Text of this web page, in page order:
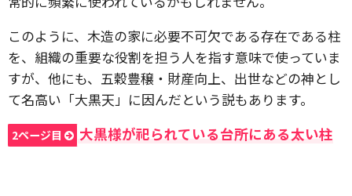
このように、木造の家に必要不可欠である存在である柱
を、組織の重要な役割を担う人を指す意味で使っていま
すが、他にも、五穀豊穣・財産向上、出世などの神とし
て名高い「大黒天」に因んだという説もあります。
2ページ目 大黒様が祀られている台所にある太い柱